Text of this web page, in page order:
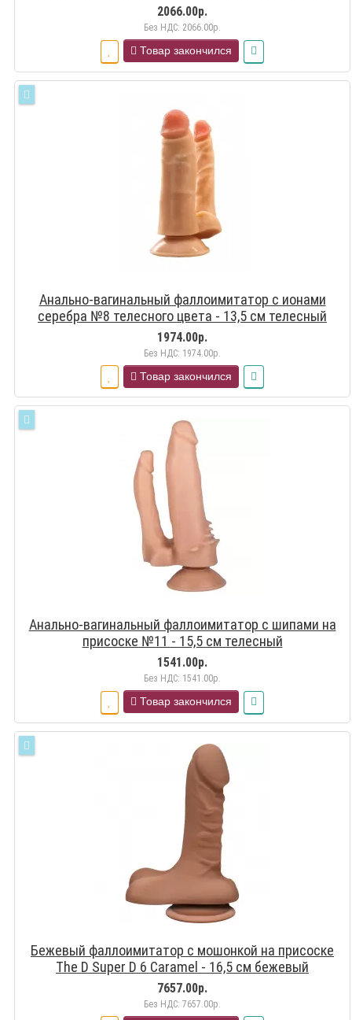
2066.00р.
Без НДС: 2066.00р.
Товар закончился
Анально-вагинальный фаллоимитатор с ионами
серебра №8 телесного цвета - 13,5 см телесный
1974.00р.
Без НДС: 1974.00р.
Товар закончился
Анально-вагинальный фаллоимитатор с шипами на
присоске №11 - 15,5 см телесный
1541.00р.
Без НДС: 1541.00р.
Товар закончился
Бежевый фаллоимитатор с мошонкой на присоске
The D Super D 6 Caramel - 16,5 см бежевый
7657.00р.
Без НДС: 7657.00р.